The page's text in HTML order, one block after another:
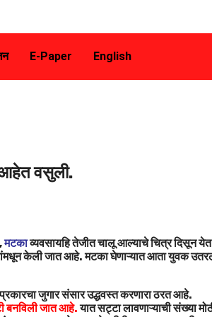
E-Paper English
आहेत वसुली.
मटकाव्यवसायहि तेजीत चालू आल्याचे चित्र दिसून येत
केली जात आहे. मटका घेणाऱ्यात आता युवक
जुगार संसार उद्धवस्त करणारा ठरत आहे.
बनविली जात आहे.यात सट्टा लावणाऱ्याची संख्या